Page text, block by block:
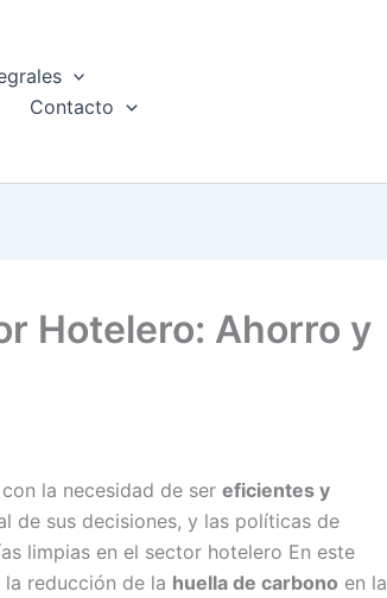
Contacto
Hotelero: Ahorro y
con la necesidad de ser eficientes y
de sus decisiones, y las políticas de
limpias en el sector hotelero En este
reducción de la huella de carbono en la